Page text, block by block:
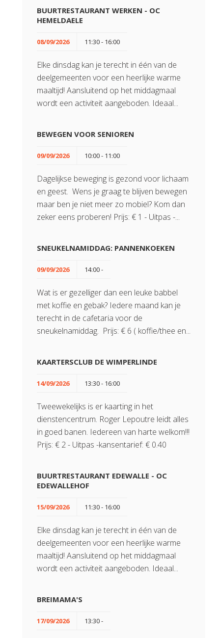
BUURTRESTAURANT WERKEN - OC
HEMELDAELE
08/09/2026 11:30 - 16:00
Elke dinsdag kan je terecht in één van de
deelgemeenten voor een heerlijke warme
maaltijd! Aansluitend op het middagmaal
wordt een activiteit aangeboden. Ideaal...
BEWEGEN VOOR SENIOREN
09/09/2026 10:00 - 11:00
Dagelijkse beweging is gezond voor lichaam
en geest. Wens je graag te blijven bewegen
maar ben je niet meer zo mobiel? Kom dan
zeker eens proberen! Prijs: € 1 - Uitpas -...
SNEUKELNAMIDDAG: PANNENKOEKEN
09/09/2026 14:00 -
Wat is er gezelliger dan een leuke babbel
met koffie en gebak? Iedere maand kan je
terecht in de cafetaria voor de
sneukelnamiddag. Prijs: € 6 ( koffie/thee en...
KAARTERSCLUB DE WIMPERLINDE
14/09/2026 13:30 - 16:00
Tweewekelijks is er kaarting in het
dienstencentrum. Roger Lepoutre leidt alles
in goed banen. Iedereen van harte welkom!!!
Prijs: € 2 - Uitpas -kansentarief: € 0.40
BUURTRESTAURANT EDEWALLE - OC
EDEWALLEHOF
15/09/2026 11:30 - 16:00
Elke dinsdag kan je terecht in één van de
deelgemeenten voor een heerlijke warme
maaltijd! Aansluitend op het middagmaal
wordt een activiteit aangeboden. Ideaal...
BREIMAMA'S
17/09/2026 13:30 -